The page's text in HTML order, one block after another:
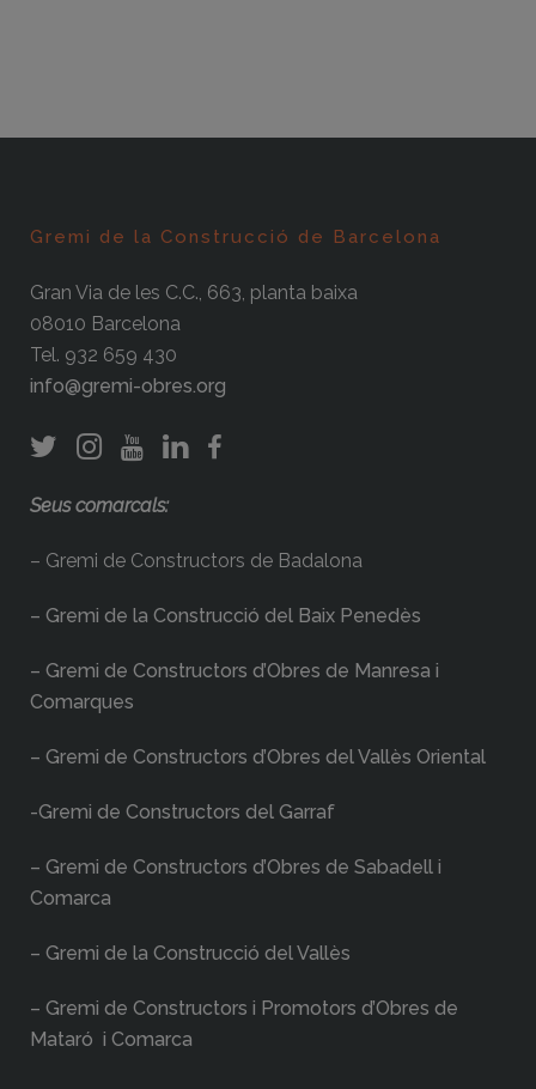
Gremi de la Construcció de Barcelona
Gran Via de les C.C., 663, planta baixa
08010 Barcelona
Tel. 932 659 430
info@gremi-obres.org
Seus comarcals:
– Gremi de Constructors de Badalona
– Gremi de la Construcció del Baix Penedès
– Gremi de Constructors d’Obres de Manresa i
Comarques
– Gremi de Constructors d’Obres del Vallès Oriental
-Gremi de Constructors del Garraf
– Gremi de Constructors d’Obres de Sabadell i
Comarca
– Gremi de la Construcció del Vallès
– Gremi de Constructors i Promotors d’Obres de
Mataró i Comarca